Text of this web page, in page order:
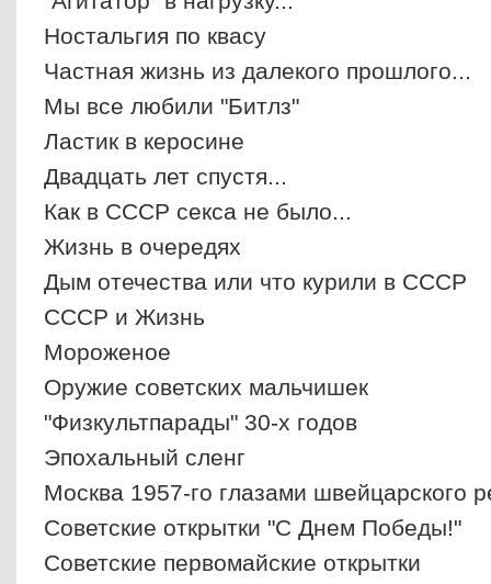
Ностальгия по квасу
Частная жизнь из далекого прошлого...
Мы все любили "Битлз"
Ластик в керосине
Двадцать лет спустя...
Как в СССР секса не было...
Жизнь в очередях
Дым отечества или что курили в СССР
СССР и Жизнь
Мороженое
Оружие советских мальчишек
"Физкультпарады" 30-х годов
Эпохальный сленг
Москва 1957-го глазами швейцарского
Советские открытки "С Днем Победы!"
Советские первомайские открытки